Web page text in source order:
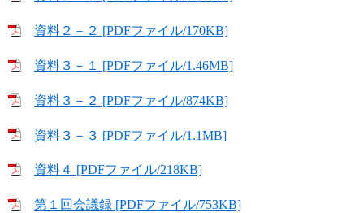
資料２－２ [PDFファイル/170KB]
資料３－１ [PDFファイル/1.46MB]
資料３－２ [PDFファイル/874KB]
資料３－３ [PDFファイル/1.1MB]
資料４ [PDFファイル/218KB]
第１回会議録 [PDFファイル/753KB]